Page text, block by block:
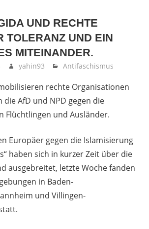
UND RECHTE
TOLERANZ UND EIN
MITEINANDER.
yahin93 Antifaschismus
rechte Organisationen
AfD und NPD gegen die
Flüchtlingen und Ausländer.
Europäer gegen die Islamisierung
haben sich in kurzer Zeit über die
ausgebreitet, letzte Woche fanden
in Baden-
und Villingen-